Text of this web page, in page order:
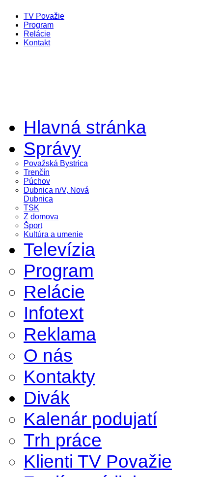
TV Považie
Program
Relácie
Kontakt
Hlavná stránka
Správy
Považská Bystrica
Trenčín
Púchov
Dubnica n/V, Nová
Dubnica
TSK
Z domova
Šport
Kultúra a umenie
Televízia
Program
Relácie
Infotext
Reklama
O nás
Kontakty
Divák
Kalenár podujatí
Trh práce
Klienti TV Považie